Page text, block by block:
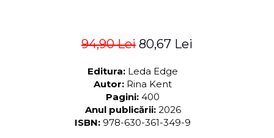
94,90 Lei 80,67 Lei
Editura: Leda Edge
Autor: Rina Kent
Pagini: 400
Anul publicării: 2026
ISBN: 978-630-361-349-9